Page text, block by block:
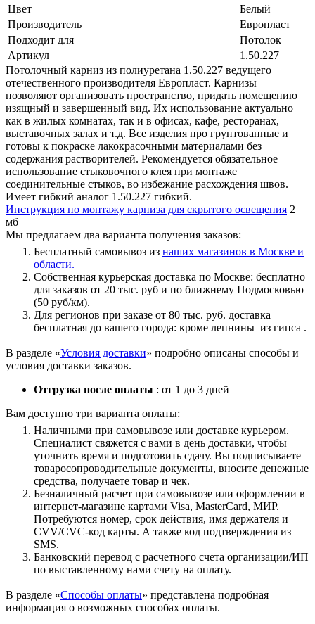
Цвет
Белый
Производитель
Европласт
Подходит для
Потолок
Артикул
1.50.227
Потолочный карниз из полиуретана 1.50.227 ведущего
отечественного производителя Европласт. Карнизы
позволяют организовать пространство, придать помещению
изящный и завершенный вид. Их использование актуально
как в жилых комнатах, так и в офисах, кафе, ресторанах,
выставочных залах и т.д. Все изделия про грунтованные и
готовы к покраске лакокрасочными материалами без
содержания растворителей. Рекомендуется обязательное
использование стыковочного клея при монтаже
соединительные стыков, во избежание расхождения швов.
Имеет гибкий аналог 1.50.227 гибкий.
Инструкция по монтажу карниза для скрытого освещения 2
мб
Мы предлагаем два варианта получения заказов:
Бесплатный самовывоз из наших магазинов в Москве и
области.
Собственная курьерская доставка по Москве: бесплатно
для заказов от 20 тыс. руб и по ближнему Подмосковью
(50 руб/км).
Для регионов при заказе от 80 тыс. руб. доставка
бесплатная до вашего города: кроме лепнины из гипса .
В разделе «Условия доставки» подробно описаны способы и
условия доставки заказов.
Отгрузка после оплаты : от 1 до 3 дней
Вам доступно три варианта оплаты:
Наличными при самовывозе или доставке курьером.
Специалист свяжется с вами в день доставки, чтобы
уточнить время и подготовить сдачу. Вы подписываете
товаросопроводительные документы, вносите денежные
средства, получаете товар и чек.
Безналичный расчет при самовывозе или оформлении в
интернет-магазине картами Visa, MasterCard, МИР.
Потребуются номер, срок действия, имя держателя и
CVV/CVC-код карты. А также код подтверждения из
SMS.
Банковский перевод с расчетного счета организации/ИП
по выставленному нами счету на оплату.
В разделе «Способы оплаты» представлена подробная
информация о возможных способах оплаты.